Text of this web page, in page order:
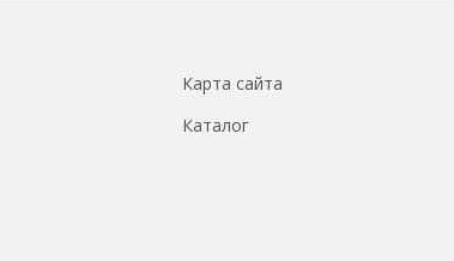
Карта сайта
Каталог